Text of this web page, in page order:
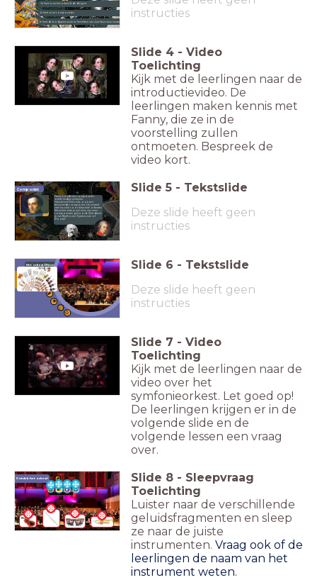
Je leert over het orkest & de dirigent
Je leert de bodypercussie en het refrein van Zoef Boem Knal Knetter
Je leert over componisten
2
3
4
instructies
Slide 4 - Video
Toelichting
Kijk met de leerlingen naar de
introductievideo. De
leerlingen maken kennis met
Fanny, die ze in de
voorstelling zullen
ontmoeten. Bespreek de
video kort.
Componist
Fanny houdt van componeren,
ofwel liedjes schrijven.
Haar broer Felix was ook een
beroemde componist. Hij schreef
veel muziek voor klassieke orkesten.
Misschien heb je wel eens van meer
componisten gehoord. Wat dacht
je van Beethoven, Tsjaikovski of
Mozart?
Felix
Mendelssohn
Slide 5 - Tekstslide
Deze slide heeft geen
instructies
Fanny wenst een orkest!
Wat is een orkest precies?
Klik op de hotspots voor
informatie en bekijk de video op
de volgende slide!
Het orkest Phion Slide 6 - Tekstslide
Deze slide heeft geen
instructies
Slide 7 - Video
Toelichting
Kijk met de leerlingen naar de
video over het
symfonieorkest. Let goed op!
De leerlingen krijgen er in de
volgende slide en de
volgende lessen een vraag
over.
Ontdek het orkest! Slide 8 - Sleepvraag
Toelichting
Luister naar de verschillende
geluidsfragmenten en sleep
ze naar de juiste
instrumenten. Vraag ook of de
leerlingen de naam van het
instrument weten.